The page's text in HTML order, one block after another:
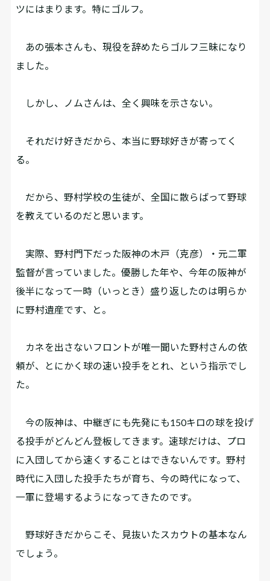
ツにはまります。特にゴルフ。
あの張本さんも、現役を辞めたらゴルフ三昧になり
ました。
しかし、ノムさんは、全く興味を示さない。
それだけ好きだから、本当に野球好きが寄ってく
る。
だから、野村学校の生徒が、全国に散らばって野球
を教えているのだと思います。
実際、野村門下だった阪神の木戸（克彦）・元二軍
監督が言っていました。優勝した年や、今年の阪神が
後半になって一時（いっとき）盛り返したのは明らか
に野村遺産です、と。
カネを出さないフロントが唯一聞いた野村さんの依
頼が、とにかく球の速い投手をとれ、という指示でし
た。
今の阪神は、中継ぎにも先発にも150キロの球を投げ
る投手がどんどん登板してきます。速球だけは、プロ
に入団してから速くすることはできないんです。野村
時代に入団した投手たちが育ち、今の時代になって、
一軍に登場するようになってきたのです。
野球好きだからこそ、見抜いたスカウトの基本なん
でしょう。